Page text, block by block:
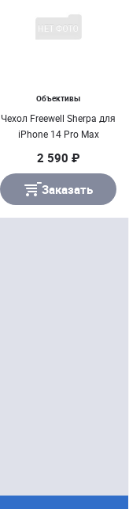
Объективы
Чехол Freewell Sherpa для
iPhone 14 Pro Max
2 590 ₽
Заказать